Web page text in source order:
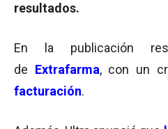
resultados.
En la publicación
de Extrafarma, con un
facturación.